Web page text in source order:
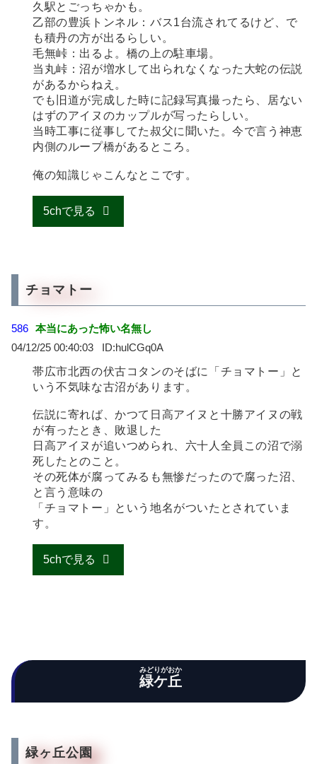
久駅とごっちゃかも。
乙部の豊浜トンネル：バス1台流されてるけど、で
も積丹の方が出るらしい。
毛無峠：出るよ。橋の上の駐車場。
当丸峠：沼が増水して出られなくなった大蛇の伝説
があるからねえ。
でも旧道が完成した時に記録写真撮ったら、居ない
はずのアイヌのカップルが写ったらしい。
当時工事に従事してた叔父に聞いた。今で言う神恵
内側のループ橋があるところ。
俺の知識じゃこんなとこです。
5chで見る
チョマトー
586 本当にあった怖い名無し
04/12/25 00:40:03
hulCGq0A
帯広市北西の伏古コタンのそばに「チョマトー」と
いう不気味な古沼があります。
伝説に寄れば、かつて日高アイヌと十勝アイヌの戦
が有ったとき、敗退した
日高アイヌが追いつめられ、六十人全員この沼で溺
死したとのこと。
その死体が腐ってみるも無惨だったので腐った沼、
と言う意味の
「チョマトー」という地名がついたとされていま
す。
5chで見る
緑ケ丘
みどりがおか
緑ヶ丘公園